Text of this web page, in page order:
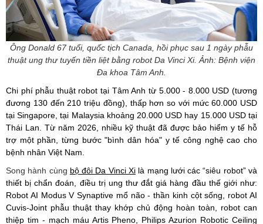
Ông Donald 67 tuổi, quốc tịch Canada, hồi phục sau 1 ngày phẫu
thuật ung thư tuyến tiền liệt bằng robot Da Vinci Xi. Ảnh: Bệnh viện
Đa khoa Tâm Anh.
Chi phí phẫu thuật robot tại Tâm Anh từ 5.000 - 8.000 USD (tương
đương 130 đến 210 triệu đồng), thấp hơn so với mức 60.000 USD
tại Singapore, tại Malaysia khoảng 20.000 USD hay 15.000 USD tại
Thái Lan. Từ năm 2026, nhiều kỹ thuật đã được bảo hiểm y tế hỗ
trợ một phần, từng bước "bình dân hóa" y tế công nghệ cao cho
bệnh nhân Việt Nam.
Song hành cùng bộ đôi Da Vinci Xi là mạng lưới các “siêu robot” và
thiết bị chẩn đoán, điều trị ung thư đắt giá hàng đầu thế giới như:
Robot AI Modus V Synaptive mổ não - thần kinh cột sống, robot AI
Cuvis-Joint phẫu thuật thay khớp chủ động hoàn toàn, robot can
thiệp tim - mạch máu Artis Pheno, Philips Azurion Robotic Ceiling